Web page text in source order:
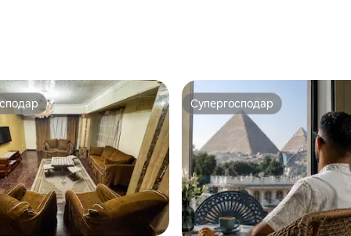
204
Супергосподар
Супергосподар